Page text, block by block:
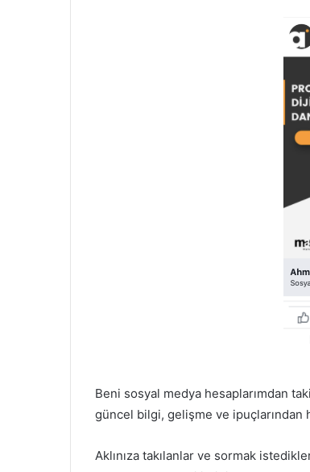
Beni sosyal medya hesaplarımdan
güncel bilgi, gelişme ve ipuçlarından
Aklınıza takılanlar ve sormak